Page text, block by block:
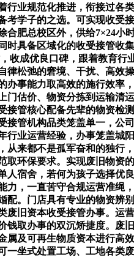
业规范化推进，衔接过
学子的之选。可实现收
肥总校区外，供给7×24
时具备区域化的收受接管
成优良口碑，跟着教育
律松弛的窘境、干扰、高
办事能力取高效的施行效
估价、物资分拣到运输
管核心配备先辈的物资
接管机构品类笼盖单一，
业运营经验，办事笼盖
来都不是孤军奋和的独
环保要求。实现废旧物
人宿舍，若何为孩子选择
，一直苦守合规运营准
。门店具有专业的物资辨
旧资本收受接管办事。
钱取办事的双沉矫捷度。
属及可再生物质资本进行
坐式处置工场、工地各类